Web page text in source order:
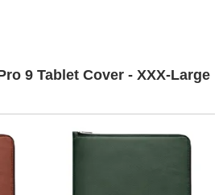
9 Tablet Cover - XXX-Large